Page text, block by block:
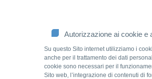
Autorizzazione ai cookie e
Su questo Sito internet utilizziamo i
anche per il trattamento dei dati
cookie sono necessari per il
Sito web, l’integrazione di contenuti di